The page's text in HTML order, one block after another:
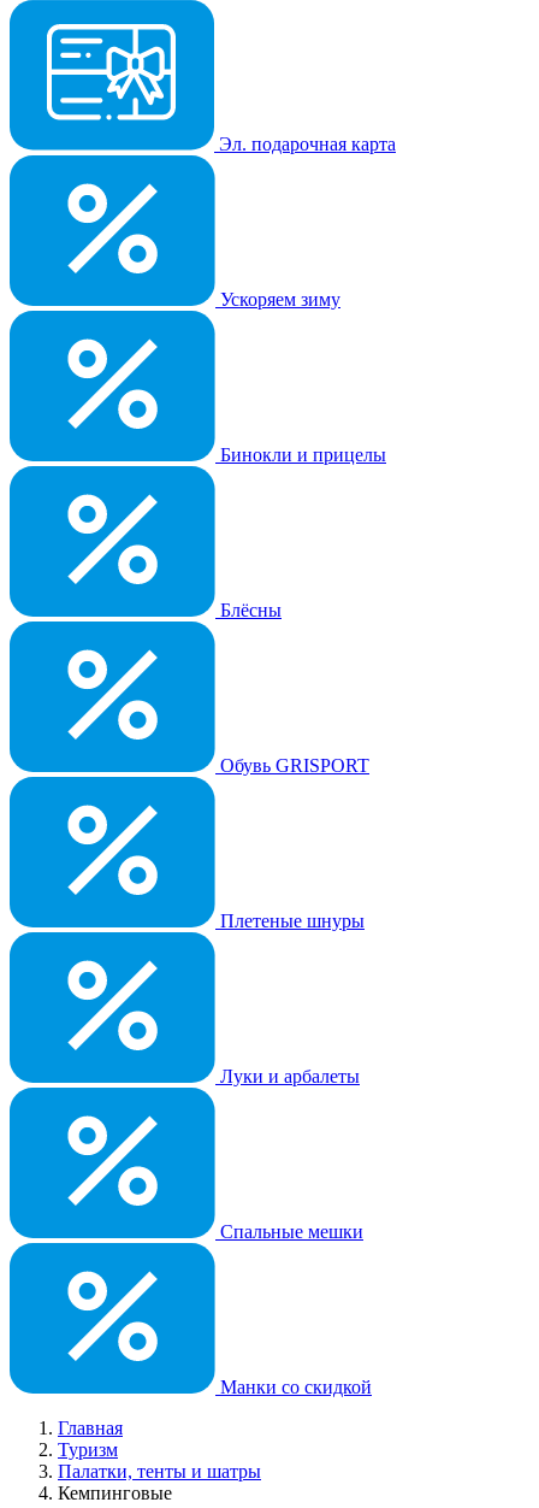
Эл. подарочная карта
Ускоряем зиму
Бинокли и прицелы
Блёсны
Обувь GRISPORT
Плетеные шнуры
Луки и арбалеты
Спальные мешки
Манки со скидкой
Главная
Туризм
Палатки, тенты и шатры
Кемпинговые